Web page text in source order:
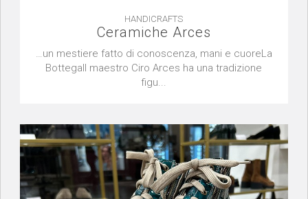
HANDICRAFTS
Ceramiche Arces
…un mestiere fatto di conoscenza, mani e cuoreLa
BottegaIl maestro Ciro Arces ha una tradizione
figu...